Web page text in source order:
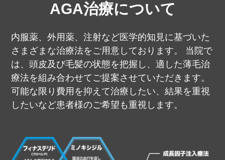
AGA治療について
内服薬、外用薬、注射など医学的知見に基づいた
さまざまな治療法をご用意しております。
当院で
は、頭皮及び毛髪の状態を把握し、適した薄毛治
療法を組み合わせてご提案させていただきます。
可能な限り費用を抑えて治療したい、結果を重視
したいなど患者様のご希望も重視します。